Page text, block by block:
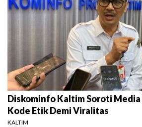
Diskominfo Kaltim Soroti Media
Kode Etik Demi Viralitas
KALTIM